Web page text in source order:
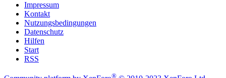
Impressum
Kontakt
Nutzungsbedingungen
Datenschutz
Hilfen
Start
RSS
®